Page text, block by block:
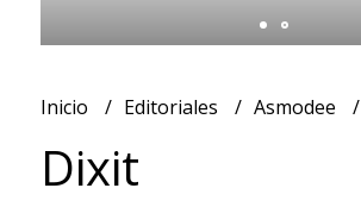
Inicio Editoriales Asmodee
Dixit